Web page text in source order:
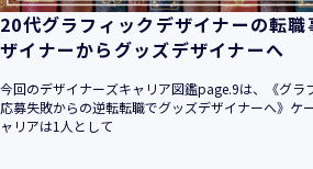
20代グラフィックデザイナーの転
ザイナーからグッズデザイナーへ
今回のデザイナーズキャリア図鑑page.9は、《グラ
応募失敗からの逆転転職でグッズデザイナーへ》ケ
ャリアは1人として